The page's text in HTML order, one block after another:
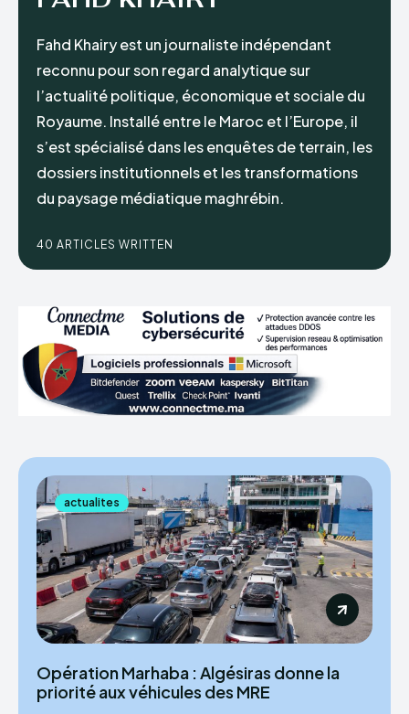
Fahd Khairy est un journaliste indépendant
reconnu pour son regard analytique sur
l’actualité politique, économique et sociale du
Royaume. Installé entre le Maroc et l’Europe, il
s’est spécialisé dans les enquêtes de terrain, les
dossiers institutionnels et les transformations
du paysage médiatique maghrébin.
40 ARTICLES WRITTEN
actualites
Opération Marhaba : Algésiras donne la
priorité aux véhicules des MRE